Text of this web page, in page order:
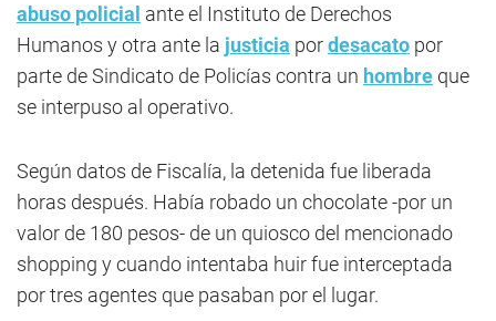
abuso policial ante el Instituto de Derechos
Humanos y otra ante la justicia pordesacato por
parte de Sindicato de Policías contra un hombre que
se interpuso al operativo.
Según datos de Fiscalía, la detenida fue liberada
horas después. Había robado un chocolate -por un
valor de 180 pesos- de un quiosco del mencionado
shopping y cuando intentaba huir fue interceptada
por tres agentes que pasaban por el lugar.